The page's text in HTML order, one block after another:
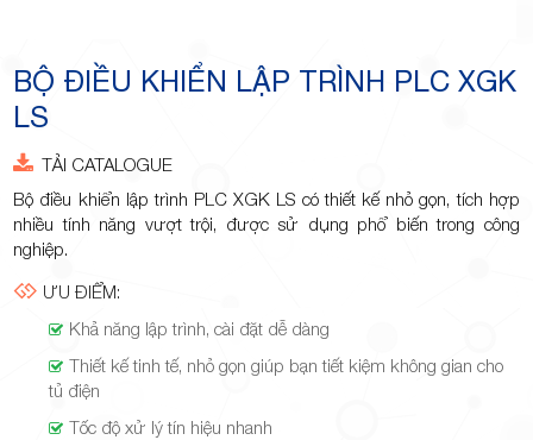
Minh
Giảng,
phường
BỘ ĐIỀU KHIỂN LẬP TRÌNH PLC XGK
LS
TẢI CATALOGUE
Bộ điều khiển lập trình PLC XGK LS có thiết kế nhỏ gọn, tích hợp
nhiều tính năng vượt trội, được sử dụng phổ biến trong công
nghiệp.
ƯU ĐIỂM:
Khả năng lập trình, cài đặt dễ dàng
Thiết kế tinh tế, nhỏ gọn giúp bạn tiết kiệm không gian cho
tủ điện
Tốc độ xử lý tín hiệu nhanh